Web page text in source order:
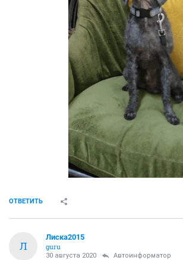
ОТВЕТИТЬ
Л
Лиска2015
guru
30 августа 2020 Автоинформатор